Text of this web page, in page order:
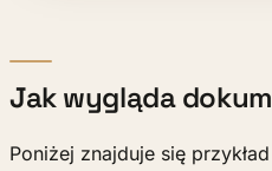
Jak wygląda
Poniżej znajduje się